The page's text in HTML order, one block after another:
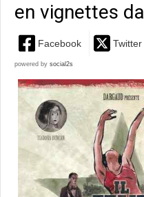
en vignettes
Facebook Twitter
powered by social2s